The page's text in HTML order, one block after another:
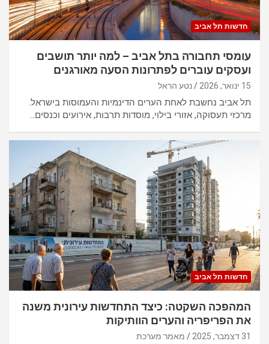
חדשות תל אביב
עומסי תחבורה בתל אביב – למה יותר תושבים
ועסקים עוברים לפתרונות הסעה מאורגנים
15 ינואר, 2026 נטע הראל
תל אביב נחשבת לאחת הערים הדינמיות והעמוסות בישראל.
מרכזי תעסוקה, אזורי בילוי, מוסדות תרבות, אירועים וכנסים…
חדשות תל אביב
המהפכה השקטה: כיצד התחדשות עירונית משנה
את הפריפריה והערים הוותיקות
31 דצמבר, 2025 מאמר מערכת